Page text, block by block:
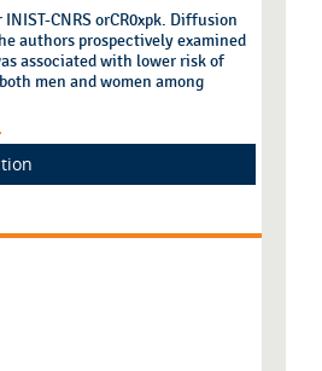
CNRS orCR0xpk. Diffusion
authors prospectively examined
associated with lower risk of
men and women among